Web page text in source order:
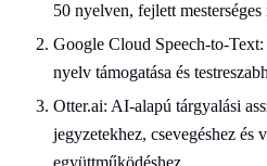
50 nyelven, fejlett
Google Cloud Speech-to-
nyelv támogatása és
Otter.ai: AI-alapú tárgyalási
jegyzetekhez, csevegéshez és
együttműködéshez.